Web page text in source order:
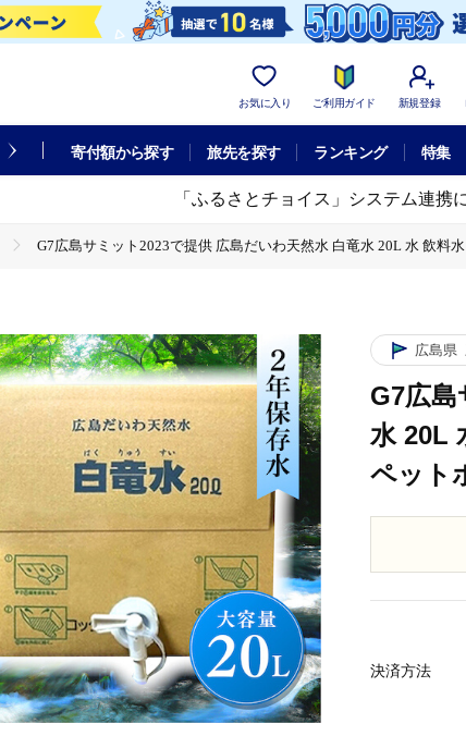
お気に入り ご利用ガイド 新規登録
寄付額から探す 旅先を探す ランキング 特集
「ふるさとチョイス」システム連携
G7広島サミット2023で提供 広島だいわ天然水 白竜水 20L 水 飲料
広島県
G7広
水 20L
ペット
決済方法